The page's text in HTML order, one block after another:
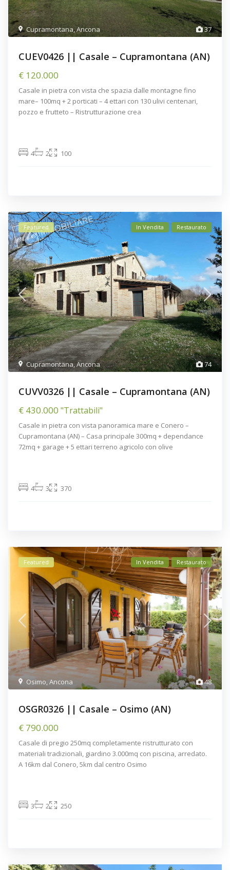
37
Cupramontana,Ancona
CUEV0426 || Casale – Cupramontana (AN)
€ 120.000
Casale in pietra con vista che spazia dalle montagne fino
mare– 100mq + 2 porticati – 4 ettari con 130 ulivi centenari,
pozzo e frutteto – Ristrutturazione crea
4 2 100
74
Cupramontana,Ancona
Featured In Vendita Restaurato
CUVV0326 || Casale – Cupramontana (AN)
€ 430.000"Trattabili"
Casale in pietra con vista panoramica mare e Conero –
Cupramontana (AN) – Casa principale 300mq + dependance
72mq + garage + 5 ettari terreno agricolo con olive
4 3 370
48
Osimo,Ancona
Featured In Vendita Restaurato
OSGR0326 || Casale – Osimo (AN)
€ 790.000
Casale di pregio 250mq completamente ristrutturato con
materiali tradizionali, giardino 3.000mq con piscina, arredato.
A 16km dal Conero, 5km dal centro Osimo
3 2 250